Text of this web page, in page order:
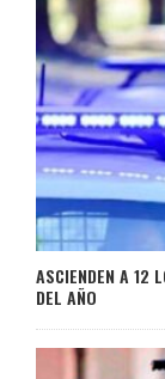
ASCIENDEN A 12
DEL AÑO